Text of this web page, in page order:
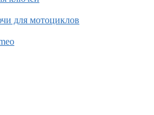
для мотоциклов